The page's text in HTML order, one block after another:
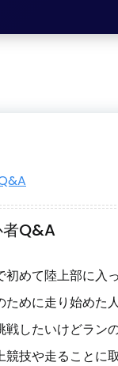
者Q&A
初めて陸上部に入
ために走り始めた
戦したいけどラン
技や走ることに